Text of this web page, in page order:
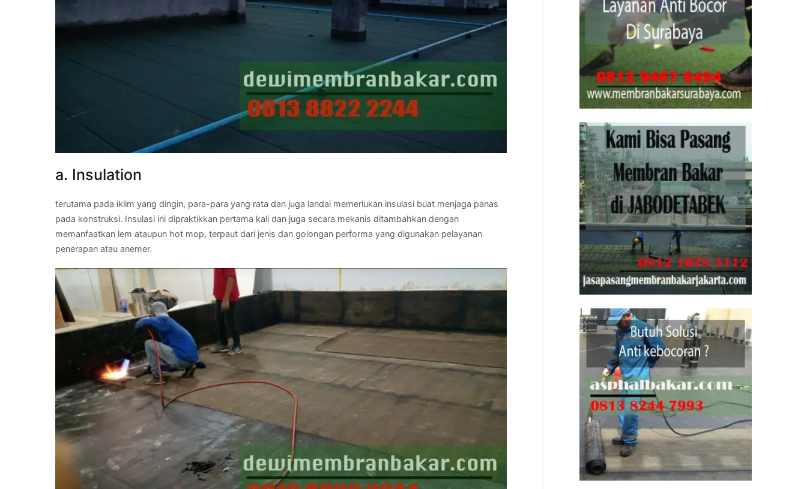
a. Insulation
terutama pada iklim yang dingin, para-para yang rata dan juga landai memerlukan insulasi buat menjaga panas
pada konstruksi. Insulasi ini dipraktikkan pertama kali dan juga secara mekanis ditambahkan dengan
memanfaatkan lem ataupun hot mop, terpaut dari jenis dan golongan performa yang digunakan pelayanan
penerapan atau anemer.